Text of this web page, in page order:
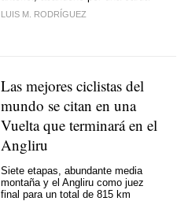
LUIS M. RODRÍGUEZ
Las mejores ciclistas del
mundo se citan en una
Vuelta que terminará en el
Angliru
Siete etapas, abundante media
montaña y el Angliru como juez
final para un total de 815 km